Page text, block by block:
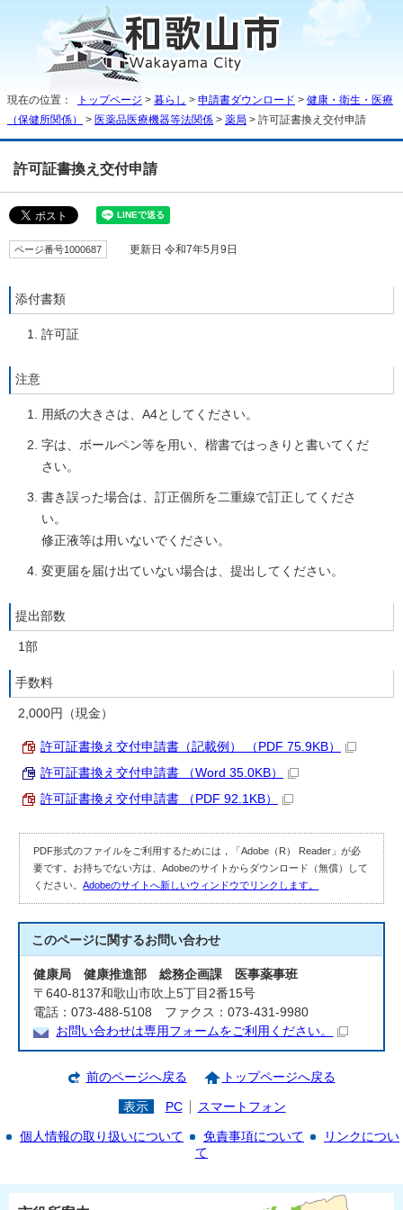
現在の位置： トップページ > 暮らし > 申請書ダウンロード > 健康・衛生・医療
（保健所関係）
> 医薬品医療機器等法関係 > 薬局 > 許可証書換え交付申請
許可証書換え交付申請
ページ番号1000687 更新日 令和7年5月9日
添付書類
許可証
注意
用紙の大きさは、A4としてください。
字は、ボールペン等を用い、楷書ではっきりと書いてくだ
さい。
書き誤った場合は、訂正個所を二重線で訂正してくださ
い。
修正液等は用いないでください。
変更届を届け出ていない場合は、提出してください。
提出部数
1部
手数料
2,000円（現金）
許可証書換え交付申請書（記載例） （PDF 75.9KB）
許可証書換え交付申請書 （Word 35.0KB）
許可証書換え交付申請書 （PDF 92.1KB）
PDF形式のファイルをご利用するためには，「Adobe（R） Reader」が必
要です。お持ちでない方は、Adobeのサイトからダウンロード（無償）して
ください。Adobeのサイトへ新しいウィンドウでリンクします。
このページに関するお問い合わせ
健康局 健康推進部 総務企画課 医事薬事班
〒640-8137和歌山市吹上5丁目2番15号
電話：073-488-5108 ファクス：073-431-9980
お問い合わせは専用フォームをご利用ください。
前のページへ戻る トップページへ戻る
表示 PC スマートフォン
個人情報の取り扱いについて 免責事項について
リンクについ
て